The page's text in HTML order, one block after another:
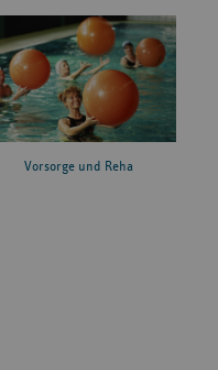
Vorsorge und Reha